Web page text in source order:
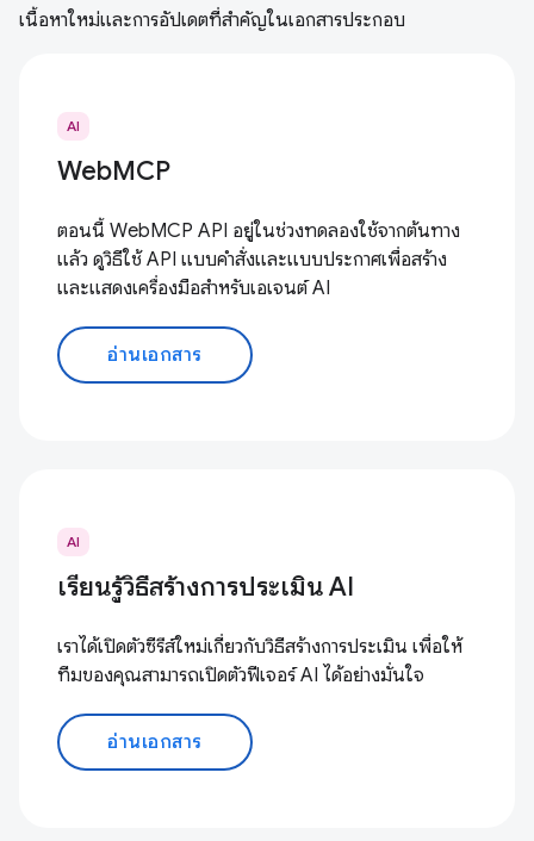
เนื้อหาใหม่และการอัปเดตที่สำคัญในเอกสารประกอบ
AI
WebMCP
ตอนนี้ WebMCP API อยู่ในช่วงทดลองใช้จากต้นทาง
แล้ว ดูวิธีใช้ API แบบคำสั่งและแบบประกาศเพื่อสร้าง
และแสดงเครื่องมือสำหรับเอเจนต์ AI
อ่านเอกสาร
AI
เรียนรู้วิธีสร้างการประเมิน AI
เราได้เปิดตัวซีรีส์ใหม่เกี่ยวกับวิธีสร้างการประเมิน เพื่อให้
ทีมของคุณสามารถเปิดตัวฟีเจอร์ AI ได้อย่างมั่นใจ
อ่านเอกสาร